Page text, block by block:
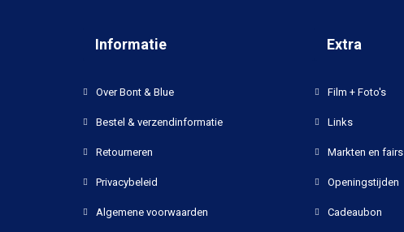
Informatie
Over Bont & Blue
Bestel & verzendinformatie
Retourneren
Privacybeleid
Algemene voorwaarden
Extra
Film + Foto's
Links
Markten en fairs
Openingstijden
Cadeaubon